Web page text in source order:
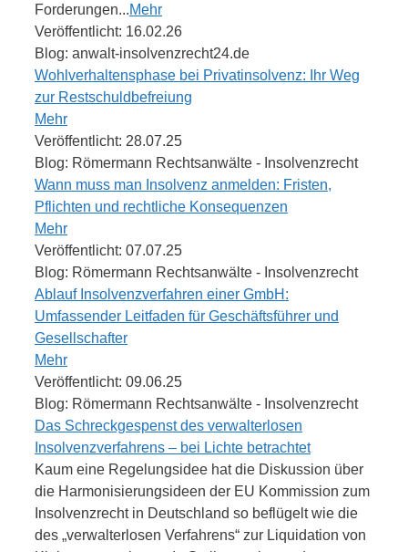
Forderungen...Mehr
Veröffentlicht: 16.02.26
Blog: anwalt-insolvenzrecht24.de
Wohlverhaltensphase bei Privatinsolvenz: Ihr Weg
zur Restschuldbefreiung
Mehr
Veröffentlicht: 28.07.25
Blog: Römermann Rechtsanwälte - Insolvenzrecht
Wann muss man Insolvenz anmelden: Fristen,
Pflichten und rechtliche Konsequenzen
Mehr
Veröffentlicht: 07.07.25
Blog: Römermann Rechtsanwälte - Insolvenzrecht
Ablauf Insolvenzverfahren einer GmbH:
Umfassender Leitfaden für Geschäftsführer und
Gesellschafter
Mehr
Veröffentlicht: 09.06.25
Blog: Römermann Rechtsanwälte - Insolvenzrecht
Das Schreckgespenst des verwalterlosen
Insolvenzverfahrens – bei Lichte betrachtet
Kaum eine Regelungsidee hat die Diskussion über
die Harmonisierungsideen der EU Kommission zum
Insolvenzrecht in Deutschland so beflügelt wie die
des „verwalterlosen Verfahrens“ zur Liquidation von